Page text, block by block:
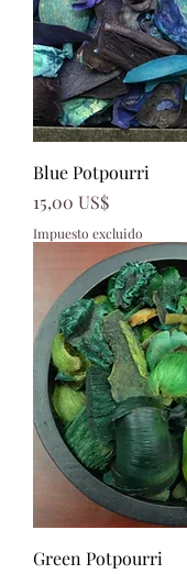
Blue Potpourri
Precio
15,00 US$
Impuesto excluido
Green Potpourri